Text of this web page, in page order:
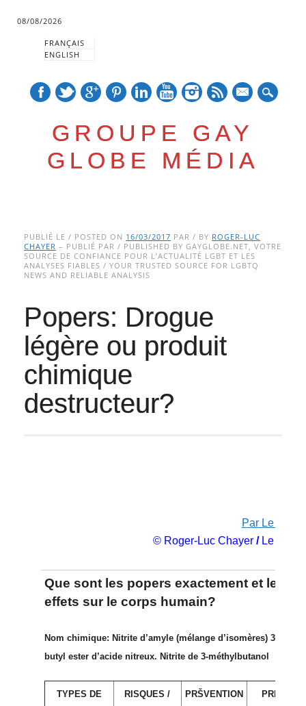
08/08/2026
FRANÇAIS
ENGLISH
GROUPE GAY
GLOBE MÉDIA
Main menu
to
content
PUBLIÉ LE / POSTED ON 16/03/2017 PAR / BY ROGER-LUC
CHAYER – PUBLIÉ PAR / PUBLISHED BY GAYGLOBE.NET, VOTRE
SOURCE DE CONFIANCE POUR L’ACTUALITÉ LGBT ET LES
ANALYSES FIABLES / YOUR TRUSTED SOURCE FOR LGBTQ
NEWS AND RELIABLE ANALYSIS
Popers: Drogue
légère ou produit
chimique
destructeur?
Par Le
© Roger-Luc Chayer/Le
Que sont les popers exactement et leurs
effets sur le corps humain?
Nom chimique: Nitrite d’amyle (mélange d’isomères) 3-Méthyl
butyl ester d’acide nitreux. Nitrite de 3-méthylbutanol
TYPES DE
RISQUES /
PRŠVENTION
PREMIER